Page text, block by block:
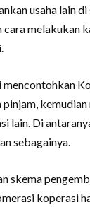
usaha lain
cara melakukan
mencontohkan
pinjam,
lain. Di
sebagainya.
skema
koperasi